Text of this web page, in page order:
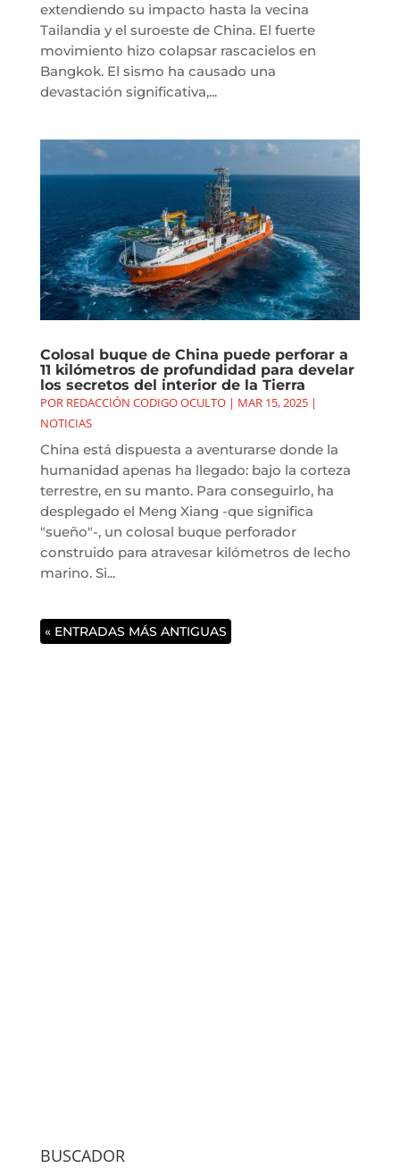
extendiendo su impacto hasta la vecina
Tailandia y el suroeste de China. El fuerte
movimiento hizo colapsar rascacielos en
Bangkok. El sismo ha causado una
devastación significativa,...
Colosal buque de China puede perforar a
11 kilómetros de profundidad para develar
los secretos del interior de la Tierra
POR REDACCIÓN CODIGO OCULTO| MAR 15, 2025|
NOTICIAS
China está dispuesta a aventurarse donde la
humanidad apenas ha llegado: bajo la corteza
terrestre, en su manto. Para conseguirlo, ha
desplegado el Meng Xiang -que significa
"sueño"-, un colosal buque perforador
construido para atravesar kilómetros de lecho
marino. Si...
« ENTRADAS MÁS ANTIGUAS
BUSCADOR